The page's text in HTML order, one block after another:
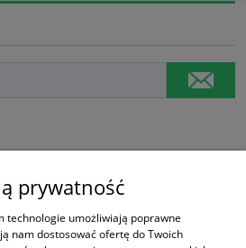
Zakupy
prywatność
technologie umożliwiają poprawne
nam dostosować ofertę do Twoich